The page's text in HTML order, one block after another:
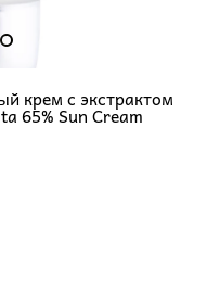
крем с экстрактом
65% Sun Cream